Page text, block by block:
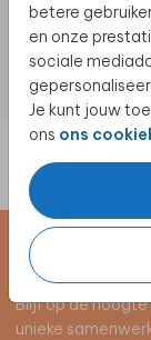
betere
en onze
sociale
Je kunt jouw
ons ons
Schrijf je
Blijf op de
unieke